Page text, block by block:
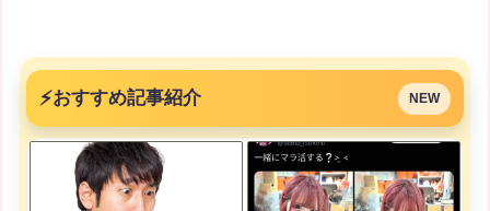
⚡おすすめ記事紹介 NEW